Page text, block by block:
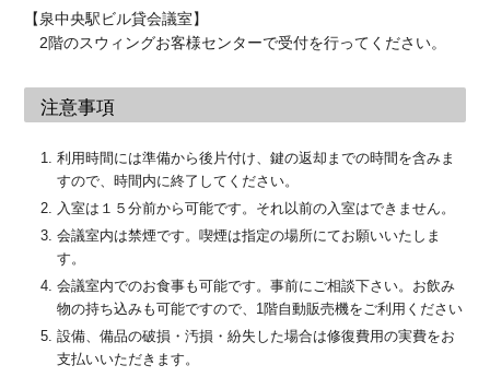
【泉中央駅ビル貸会議室】
2階のスウィングお客様センターで受付を行ってください。
注意事項
利用時間には準備から後片付け、鍵の返却までの時間を含みま
すので、時間内に終了してください。
入室は１５分前から可能です。それ以前の入室はできません。
会議室内は禁煙です。喫煙は指定の場所にてお願いいたしま
す。
会議室内でのお食事も可能です。事前にご相談下さい。お飲み
物の持ち込みも可能ですので、1階自動販売機をご利用ください
設備、備品の破損・汚損・紛失した場合は修復費用の実費をお
支払いいただきます。